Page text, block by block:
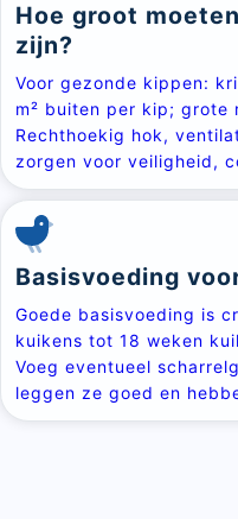
Hoe groot
zijn?
Voor gezonde kippen:
m² buiten per kip; grote
Rechthoekig hok,
zorgen voor veiligheid,
Basisvoeding
Goede basisvoeding is
kuikens tot 18 weken
Voeg eventueel
leggen ze goed en